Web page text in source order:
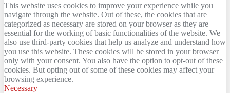
This website uses cookies to improve your experience while you
navigate through the website. Out of these, the cookies that are
categorized as necessary are stored on your browser as they are
essential for the working of basic functionalities of the website. We
also use third-party cookies that help us analyze and understand how
you use this website. These cookies will be stored in your browser
only with your consent. You also have the option to opt-out of these
cookies. But opting out of some of these cookies may affect your
browsing experience.
Necessary